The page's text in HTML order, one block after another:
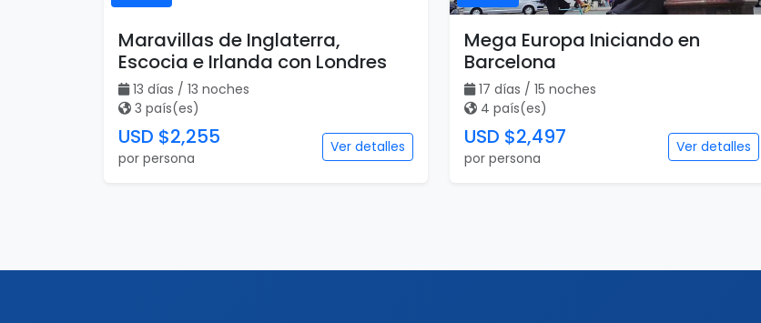
Maravillas de Inglaterra,
Escocia e Irlanda con Londres
13 días / 13 noches
3 país(es)
USD $2,255
por persona
Ver detalles
Mega Europa Iniciando en
Barcelona
17 días / 15 noches
4 país(es)
USD $2,497
por persona
Ver detalles